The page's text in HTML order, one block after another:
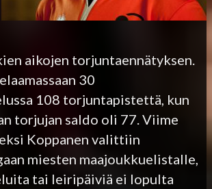
aikojen torjuntaennätyksen.
30
108 torjuntapistettä, kun
torjujan saldo oli 77. Viime
Koppanen valittiin
miesten maajoukkuelistalle,
tai leiripäiviä ei lopulta